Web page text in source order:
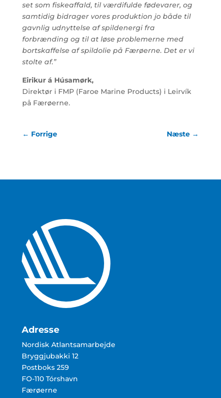
set som fiskeaffald, til værdifulde fødevarer, og
samtidig bidrager vores produktion jo både til
gavnlig udnyttelse af spild­energi fra
forbrænding og til at løse problemerne med
bortskaffelse af spildolie på Færøerne. Det er vi
stolte af.”
Eirikur á Húsamørk,
Direktør i FMP (Faroe Marine Products) i Leirvík
på Færøerne.
← Forrige Næste →
Adresse
Nordisk Atlantsamarbejde
Bryggjubakki 12
Postboks 259
FO-110 Tórshavn
Færøerne